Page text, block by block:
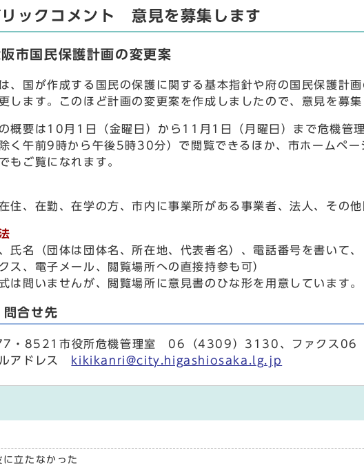
リックコメント 意見を募集します
市国民保護計画の変更案
、国が作成する国民の保護に関する基本指針や府の国民保護計
します。このほど計画の変更案を作成しましたので、意見を募集
概要は10月1日（金曜日）から11月1日（月曜日）まで危機管理
く午前9時から午後5時30分）で閲覧できるほか、市ホームペ
もご覧になれます。
住、在勤、在学の方、市内に事業所がある事業者、法人、その他
氏名（団体は団体名、所在地、代表者名）、電話番号を書いて
クス、電子メール、閲覧場所への直接持参も可）
問いませんが、閲覧場所に意見書のひな形を用意しています。
問合せ先
・8521市役所危機管理室 06（4309）3130、ファクス06
アドレス kikikanri@city.higashiosaka.lg.jp
に立たなかった